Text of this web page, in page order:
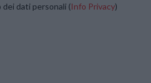
dati personali (Info Privacy)